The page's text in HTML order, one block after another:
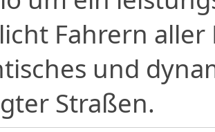
Fahrern
und
Straßen.